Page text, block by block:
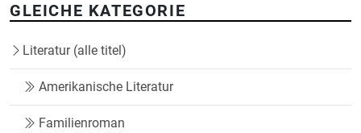
GLEICHE KATEGORIE
Literatur (alle titel)
Amerikanische Literatur
Familienroman